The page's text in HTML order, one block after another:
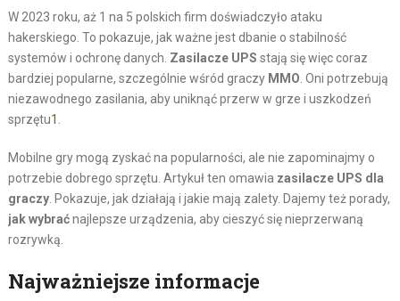
W 2023 roku, aż 1 na 5 polskich firm doświadczyło ataku
hakerskiego. To pokazuje, jak ważne jest dbanie o stabilność
systemów i ochronę danych. Zasilacze UPS stają się więc coraz
bardziej popularne, szczególnie wśród graczy MMO. Oni potrzebują
niezawodnego zasilania, aby uniknąć przerw w grze i uszkodzeń
sprzętu1 .
Mobilne gry mogą zyskać na popularności, ale nie zapominajmy o
potrzebie dobrego sprzętu. Artykuł ten omawia zasilacze UPS dla
graczy. Pokazuje, jak działają i jakie mają zalety. Dajemy też porady,
jak wybraćnajlepsze urządzenia, aby cieszyć się nieprzerwaną
rozrywką.
Najważniejsze informacje